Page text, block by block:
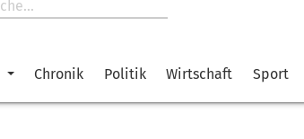
Chronik Politik Wirtschaft Sport